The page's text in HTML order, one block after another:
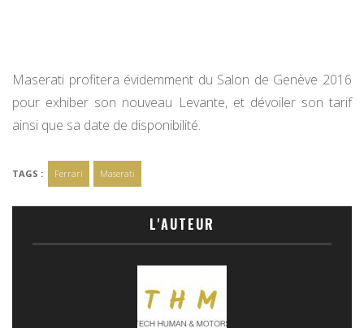
Maserati profitera évidemment du Salon de Genève 2016
pour exhiber son nouveau Levante, et dévoiler son tarif
ainsi que sa date de disponibilité.
TAGS : Ferrari Maserati
L'AUTEUR